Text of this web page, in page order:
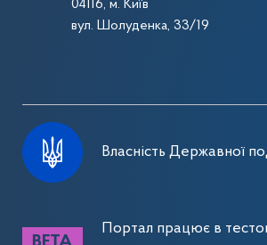
04116, м. Київ
вул. Шолуденка, 33/19
Власність Державної
Портал працює в